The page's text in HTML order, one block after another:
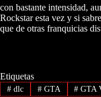
con bastante intensidad,
Rockstar esta vez y si
que de otras franquicias
Etiquetas
#dlc #GTA # GTA